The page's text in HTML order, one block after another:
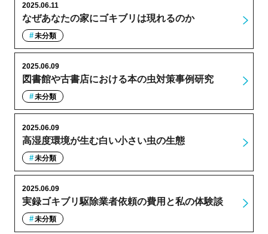
なぜあなたの家にゴキブリは現れるのか
2025.06.11
未分類
図書館や古書店における本の虫対策事例研究
2025.06.09
未分類
高湿度環境が生む白い小さい虫の生態
2025.06.09
未分類
実録ゴキブリ駆除業者依頼の費用と私の体験談
2025.06.09
未分類